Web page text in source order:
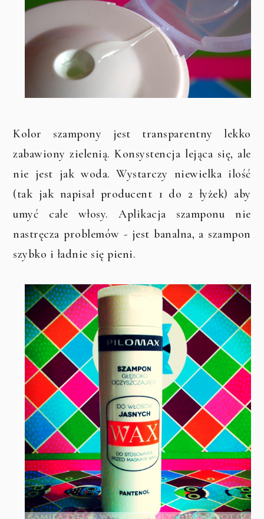
Kolor szampony jest transparentny lekko
zabawiony zielenią. Konsystencja lejąca się, ale
nie jest jak woda. Wystarczy niewielka ilość
(tak jak napisał producent 1 do 2 łyżek) aby
umyć całe włosy. Aplikacja szamponu nie
nastręcza problemów - jest banalna, a szampon
szybko i ładnie się pieni.